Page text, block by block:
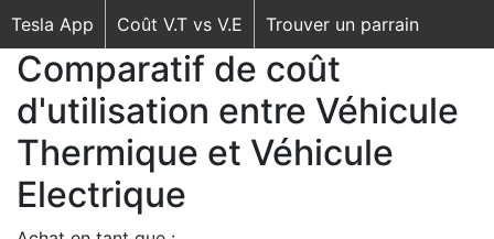
Tesla App Coût V.T vs V.E Trouver un parrain
Comparatif de coût
d'utilisation entre Véhicule
Thermique et Véhicule
Electrique